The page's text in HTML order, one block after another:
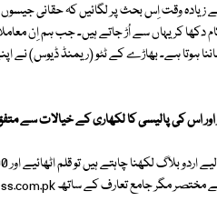
زیادہ وقت اِس بحث پر لگائیں کہ حقانی
کام دکھا کر یہاں سے اُڑ جاتے ہیں۔ جب ہم اِن
ہوتا ہے۔ بھاڑے کے ٹٹو (ریمنڈ ڈیوس) نے
اس کی پالیسی کا لکھاری کے خیالات سے
اپنے مختصر مگر جامع تعارف کے ساتھ